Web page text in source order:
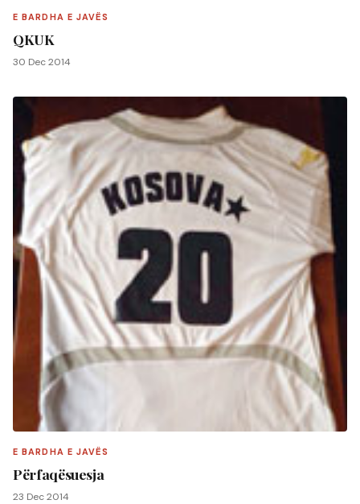
E BARDHA E JAVËS
QKUK
30 Dec 2014
E BARDHA E JAVËS
Përfaqësuesja
23 Dec 2014